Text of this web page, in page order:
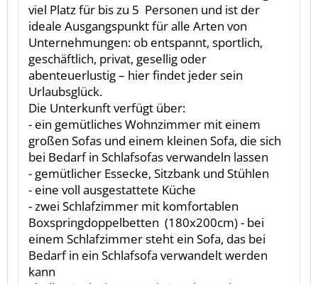
viel Platz für bis zu 5 Personen und ist der
ideale Ausgangspunkt für alle Arten von
Unternehmungen: ob entspannt, sportlich,
geschäftlich, privat, gesellig oder
abenteuerlustig – hier findet jeder sein
Urlaubsglück.
Die Unterkunft verfügt über:
- ein gemütliches Wohnzimmer mit einem
großen Sofas und einem kleinen Sofa, die sich
bei Bedarf in Schlafsofas verwandeln lassen
- gemütlicher Essecke, Sitzbank und Stühlen
- eine voll ausgestattete Küche
- zwei Schlafzimmer mit komfortablen
Boxspringdoppelbetten (180x200cm) - bei
einem Schlafzimmer steht ein Sofa, das bei
Bedarf in ein Schlafsofa verwandelt werden
kann